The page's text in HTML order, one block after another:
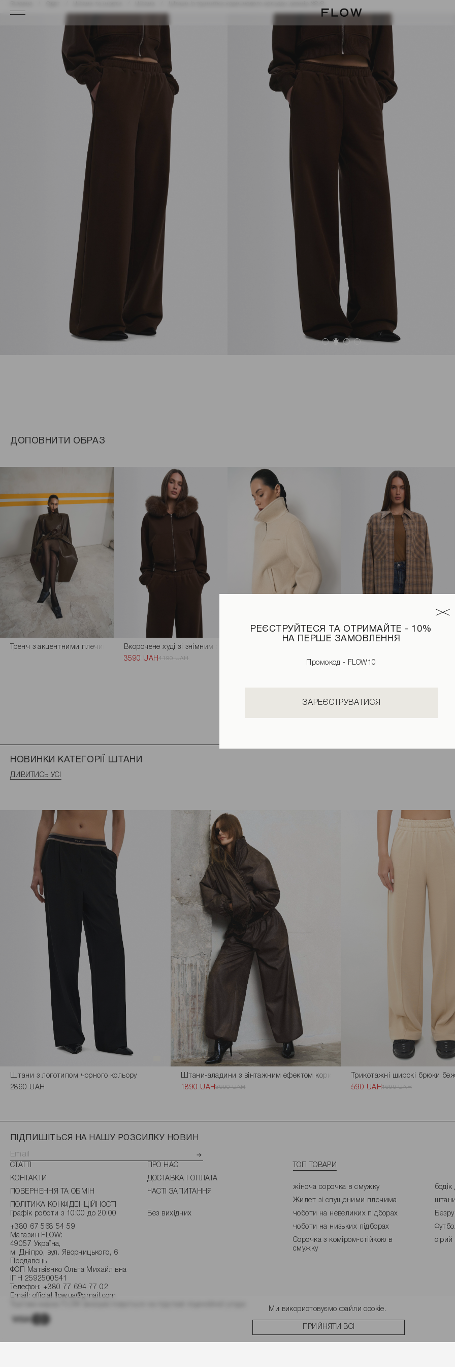
РЕЄСТРУЙТЕСЯ ТА ОТРИМАЙТЕ - 10%
НА ПЕРШЕ ЗАМОВЛЕННЯ
Промокод - FLOW10
ЗАРЕЄСТРУВАТИСЯ
ДОПОВНИТИ ОБРАЗ
Тренч з акцентними плечима коричневого кольоруВкорочене худі зі знімним хутром коричневого кольору
3590 UAH4190 UAH
1990 UAH
НОВИНКИ КАТЕГОРІЇ ШТАНИ
ДИВИТИСЬ УСІ
Штани з логотипом чорного кольору
2890 UAH
Штани-аладини з вінтажним ефектом коричневого кольору
1890 UAH3990 UAH
Трикотажні широкі брюки
590 UAH1699 UAH
ПІДПИШІТЬСЯ НА НАШУ РОЗСИЛКУ НОВИН
СТАТТІ
ПРО НАС
КОНТАКТИ
ДОСТАВКА І ОПЛАТА
ПОВЕРНЕННЯ ТА ОБМІН
ЧАСТІ ЗАПИТАННЯ
ПОЛІТИКА КОНФІДЕНЦІЙНОСТІ
Графік роботи з 10:00 до 20:00
Без вихідних
+380 67 568 54 59
Магазин FLOW:
49057 Україна,
м. Дніпро, вул. Яворницького, 6
Продавець:
ФОП Матвієнко Ольга Михайлівна
ІПН 2592500541
Телефон: +380 77 694 77 02
Email: official.flow.ua@gmail.com
ТОП ТОВАРИ
жіноча сорочка в смужку
Жилет зі спущеними плечима
чоботи на невеликих підборах
чоботи на низьких підборах
Сорочка з коміром-стійкою в
смужку
сірий
Ми використовуємо файли cookie.
ПРИЙНЯТИ ВСІ